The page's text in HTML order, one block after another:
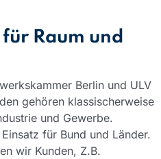
Raum und
Berlin und ULV
gehören klassischerweise
und Gewerbe.
für Bund und Länder.
wir Kunden, Z.B.